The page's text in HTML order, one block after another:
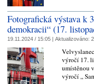
Fotografická výstava k
demokracii“ (17.
19.11.2024 / 15:05 | Aktualizováno:
výročí 17.
umístěnou
výročí „